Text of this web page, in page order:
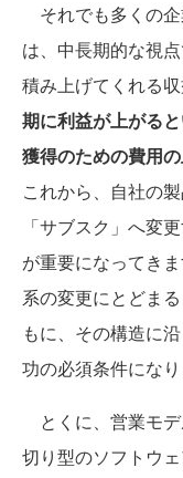
それでも多くの
は、中長期的な視
積み上げてくれる
期に利益が上がる
獲得のための費用
これから、自社の
「サブスク」へ変
が重要になってき
系の変更にとどま
もに、その構造に
功の必須条件になり
とくに、営業モ
切り型のソフトウ